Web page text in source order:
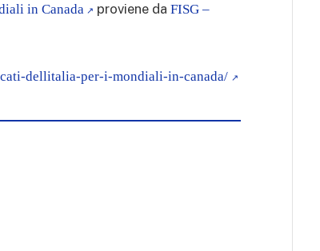
in Canada proviene da FISG –
dellitalia-per-i-mondiali-in-canada/